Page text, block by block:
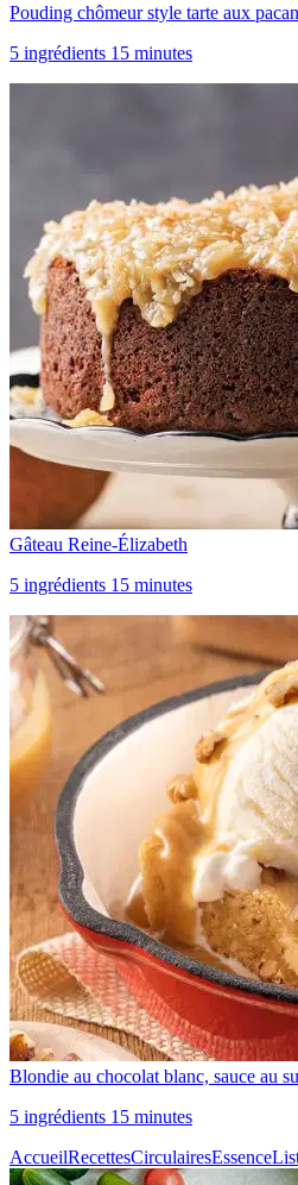
Pouding chômeur style tarte aux
5 ingrédients 15 minutes
Gâteau Reine-Élizabeth
5 ingrédients 15 minutes
Blondie au chocolat blanc, sauce au
5 ingrédients 15 minutes
AccueilRecettesCirculairesEssence